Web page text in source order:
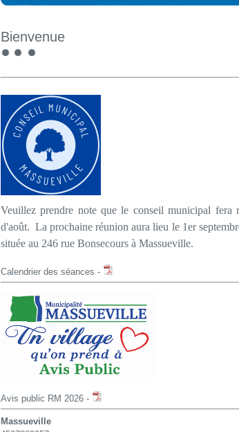
Bienvenue
Veuillez prendre note que le conseil municipal fera
d'août. La prochaine réunion aura lieu le 1er
située au 246 rue Bonsecours à Massueville.
Calendrier des séances -
Avis public RM 2026 -
Massueville